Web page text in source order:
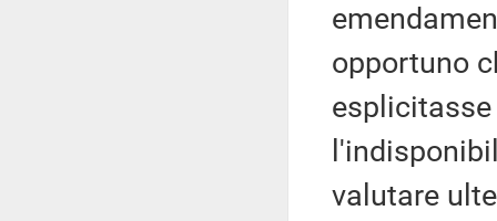
opportuno
valutare